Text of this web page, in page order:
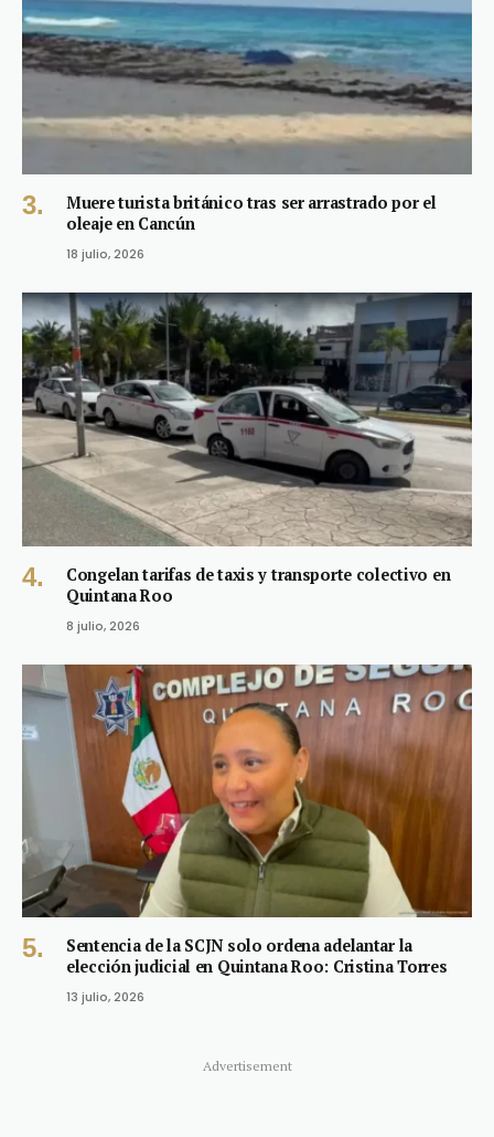
Muere turista británico tras ser arrastrado por el
oleaje en Cancún
18 julio, 2026
Congelan tarifas de taxis y transporte colectivo en
Quintana Roo
8 julio, 2026
Sentencia de la SCJN solo ordena adelantar la
elección judicial en Quintana Roo: Cristina Torres
13 julio, 2026
Advertisement